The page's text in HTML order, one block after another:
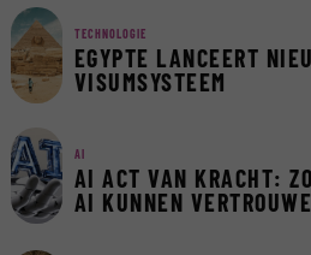
TECHNOLOGIE
EGYPTE LANCEERT
VISUMSYSTEEM
AI
AI ACT VAN KRACHT:
AI KUNNEN